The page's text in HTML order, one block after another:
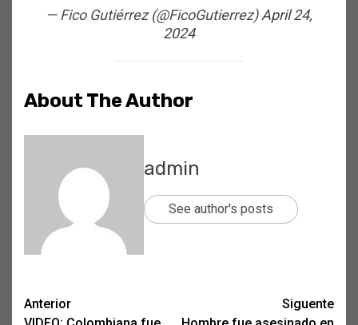
— Fico Gutiérrez (@FicoGutierrez)April 24,
2024
About The Author
admin
See author's posts
Post
Anterior
Siguente